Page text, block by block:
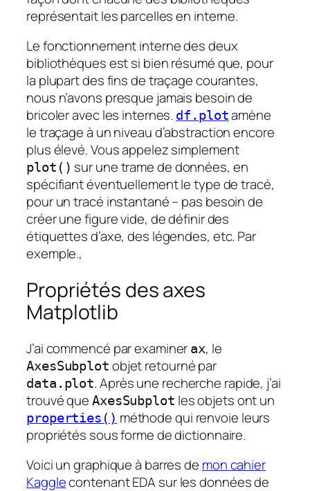
représentait les parcelles en interne.
Le fonctionnement interne des deux
bibliothèques est si bien résumé que, pour
la plupart des fins de traçage courantes,
nous n’avons presque jamais besoin de
bricoler avec les internes. df.plotamène
le traçage à un niveau d’abstraction encore
plus élevé. Vous appelez simplement
plot() sur une trame de données, en
spécifiant éventuellement le type de tracé,
pour un tracé instantané – pas besoin de
créer une figure vide, de définir des
étiquettes d’axe, des légendes, etc. Par
exemple.,
Propriétés des axes
Matplotlib
J’ai commencé par examiner ax, le
AxesSubplot objet retourné par
data.plot. Après une recherche rapide, j’ai
trouvé que AxesSubplot les objets ont un
properties() méthode qui renvoie leurs
propriétés sous forme de dictionnaire.
Voici un graphique à barres de mon cahier
Kagglecontenant EDA sur les données de